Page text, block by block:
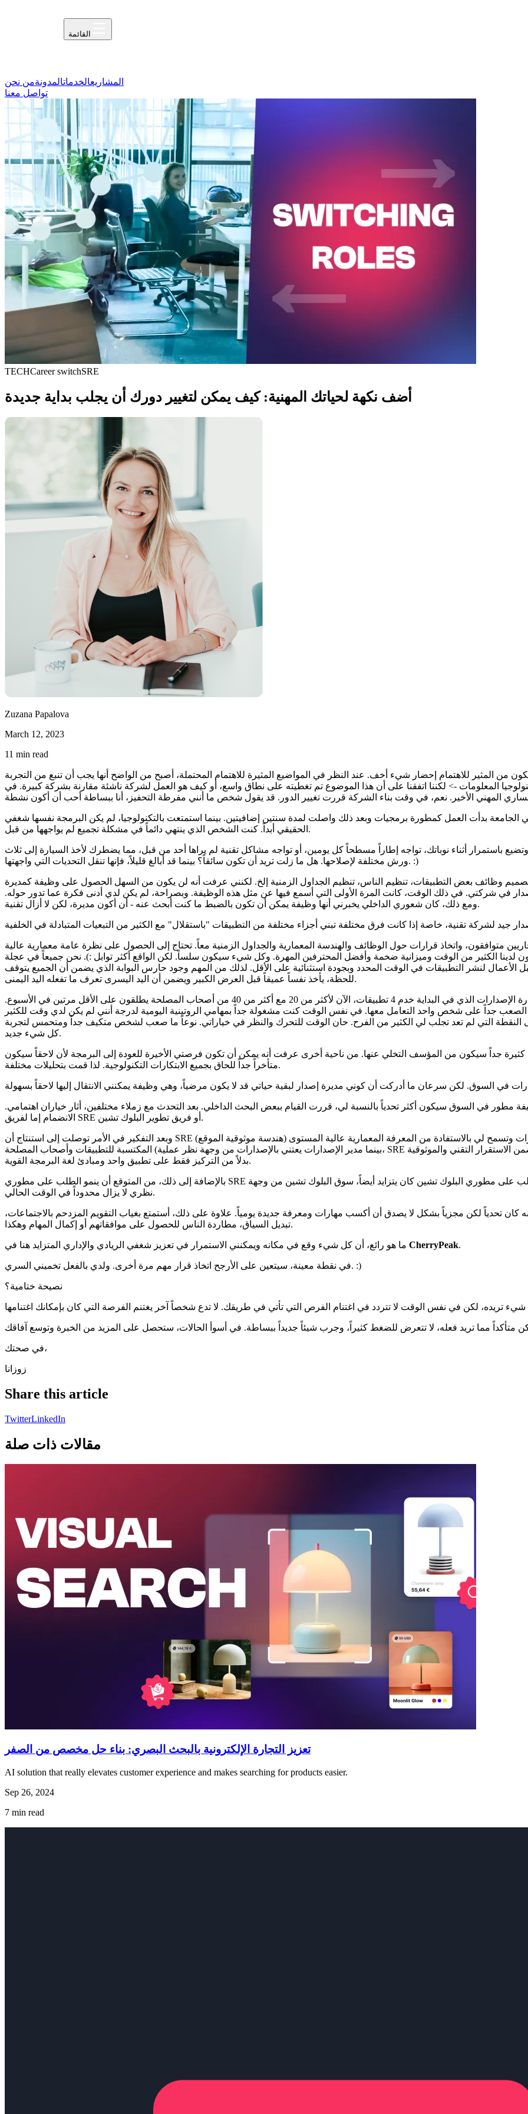
القائمة
المشاريعالخدماتالمدونةمن نحن
تواصل معنا
TECHCareer switchSRE
أضف نكهة لحياتك المهنية: كيف يمكن لتغيير دورك أن يجلب بداية جديدة
Zuzana Papalova
March 12, 2023
11 min read
من المثير للاهتمام إحضار شيء أخف. عند النظر في المواضيع المثيرة للاهتمام المحتملة، أصبح من الواضح أنها يجب أن تنبع من التجربة
المعلومات -> لكننا اتفقنا على أن هذا الموضوع تم تغطيته على نطاق واسع، أو كيف هو العمل لشركة ناشئة مقارنة بشركة كبيرة. في
الجامعة بدأت العمل كمطورة برمجيات وبعد ذلك واصلت لمدة سنتين إضافيتين. بينما استمتعت بالتكنولوجيا، لم يكن البرمجة نفسها شغفي
الحقيقي أبداً. كنت الشخص الذي ينتهي دائماً في مشكلة تجميع لم يواجهها من قبل.
باستمرار أثناء نوباتك، تواجه إطاراً مسطحاً كل يومين، أو تواجه مشاكل تقنية لم يراها أحد من قبل، مما يضطرك لأخذ السيارة إلى ثلاث
ورش مختلفة لإصلاحها. هل ما زلت تريد أن تكون سائقاً؟ بينما قد أبالغ قليلاً، فإنها تنقل التحديات التي واجهتها. :)
تصميم وظائف بعض التطبيقات، تنظيم الناس، تنظيم الجداول الزمنية إلخ. لكنني عرفت أنه لن يكون من السهل الحصول على وظيفة كمديرة
إصدار في شركتي. في ذلك الوقت، كانت المرة الأولى التي أسمع فيها عن مثل هذه الوظيفة. وبصراحة، لم يكن لدي أدنى فكرة عما تدور حوله.
ومع ذلك، كان شعوري الداخلي يخبرني أنها وظيفة يمكن أن تكون بالضبط ما كنت أبحث عنه - أن أكون مديرة، لكن لا أزال تقنية.
متوافقون، واتخاذ قرارات حول الوظائف والهندسة المعمارية والجداول الزمنية معاً. تحتاج إلى الحصول على نظرة عامة معمارية عالية
لدينا الكثير من الوقت وميزانية ضخمة وأفضل المحترفين المهرة. وكل شيء سيكون سلساً. لكن الواقع أكثر توابل :). نحن جميعاً في عجلة
لنشر التطبيقات في الوقت المحدد وبجودة استثنائية على الأقل. لذلك من المهم وجود حارس البوابة الذي يضمن أن الجميع يتوقف
للحظة، يأخذ نفساً عميقاً قبل العرض الكبير ويضمن أن اليد اليسرى تعرف ما تفعله اليد اليمنى.
طار الوقت وبعد سنتين نظرت إلى الوراء وأدركت ما بنيته. قسم إدارة الإصدارات الذي في البداية خدم 4 تطبيقات، الآن لأكثر من 20 مع أكثر من 40 من أصحاب المصلحة يطلقون على الأقل مرتين في الأسبوع.
الصعب جداً على شخص واحد التعامل معها. في نفس الوقت كنت مشغولة جداً بمهامي الروتينية اليومية لدرجة أنني لم يكن لدي وقت للكثير
النقطة التي لم تعد تجلب لي الكثير من الفرح. حان الوقت للتحرك والنظر في خياراتي. نوعاً ما صعب لشخص متكيف جداً ومتحمس لتجربة
كل شيء جديد.
3 سنوات بنيت مهارات إدارية كثيرة جداً سيكون من المؤسف التخلي عنها. من ناحية أخرى عرفت أنه يمكن أن تكون فرصتي الأخيرة للعودة إلى البرمجة لأن لاحقاً سيكون
متأخراً جداً للحاق بجميع الابتكارات التكنولوجية. لذا قمت بتحليلات مختلفة.
في السوق سيكون أكثر تحدياً بالنسبة لي، قررت القيام ببعض البحث الداخلي. بعد التحدث مع زملاء مختلفين، أثار خياران اهتمامي.
الانضمام إما لفريق SRE أو فريق تطوير البلوك تشين.
وبعد التفكير في الأمر توصلت إلى استنتاج أن SRE (هندسة موثوقية الموقع) سيكون أنسب لي. هذه الوظيفة مرتبطة ارتباطاً وثيقاً بإدارة الإصدارات وتسمح لي بالاستفادة من المعرفة المعمارية عالية المستوى
المكتسبة للتطبيقات وأصحاب المصلحة (بينما مدير الإصدارات يعتني بالإصدارات من وجهة نظر عملية، SRE يضمن الاستقرار التقني والموثوقية). وSRE ليس فقط حول البرمجة. أجدها أيضاً أكثر منطقية واتساعاً
بدلاً من التركيز فقط على تطبيق واحد ومبادئ لغة البرمجة القوية.
بالإضافة إلى ذلك، من المتوقع أن ينمو الطلب على مطوري SRE عبر مختلف الصناعات، مما يجعلها مجالاً واعداً لمتابعته. رغم أن الطلب على مطوري البلوك تشين كان يتزايد أيضاً، سوق البلوك تشين من وجهة
نظري لا يزال محدوداً في الوقت الحالي.
أنه كان تحدياً لكن مجزياً بشكل لا يصدق أن أكسب مهارات ومعرفة جديدة يومياً. علاوة على ذلك، أستمتع بغياب التقويم المزدحم بالاجتماعات،
تبديل السياق، مطاردة الناس للحصول على موافقاتهم أو إكمال المهام وهكذا.
CherryPeak.
في نقطة معينة، سيتعين على الأرجح اتخاذ قرار مهم مرة أخرى. ولدي بالفعل تخميني السري. :)
نصيحة ختامية؟
في صحتك،
زوزانا
Share this article
TwitterLinkedIn
مقالات ذات صلة
تعزيز التجارة الإلكترونية بالبحث البصري: بناء حل مخصص من الصفر
AI solution that really elevates customer experience and makes searching for products easier.
Sep 26, 2024
7 min read